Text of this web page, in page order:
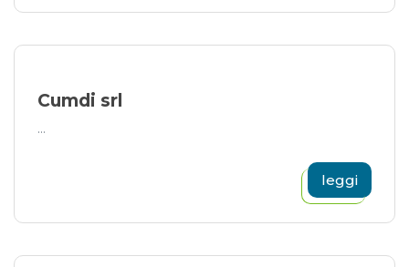
Cumdi srl
...
leggi